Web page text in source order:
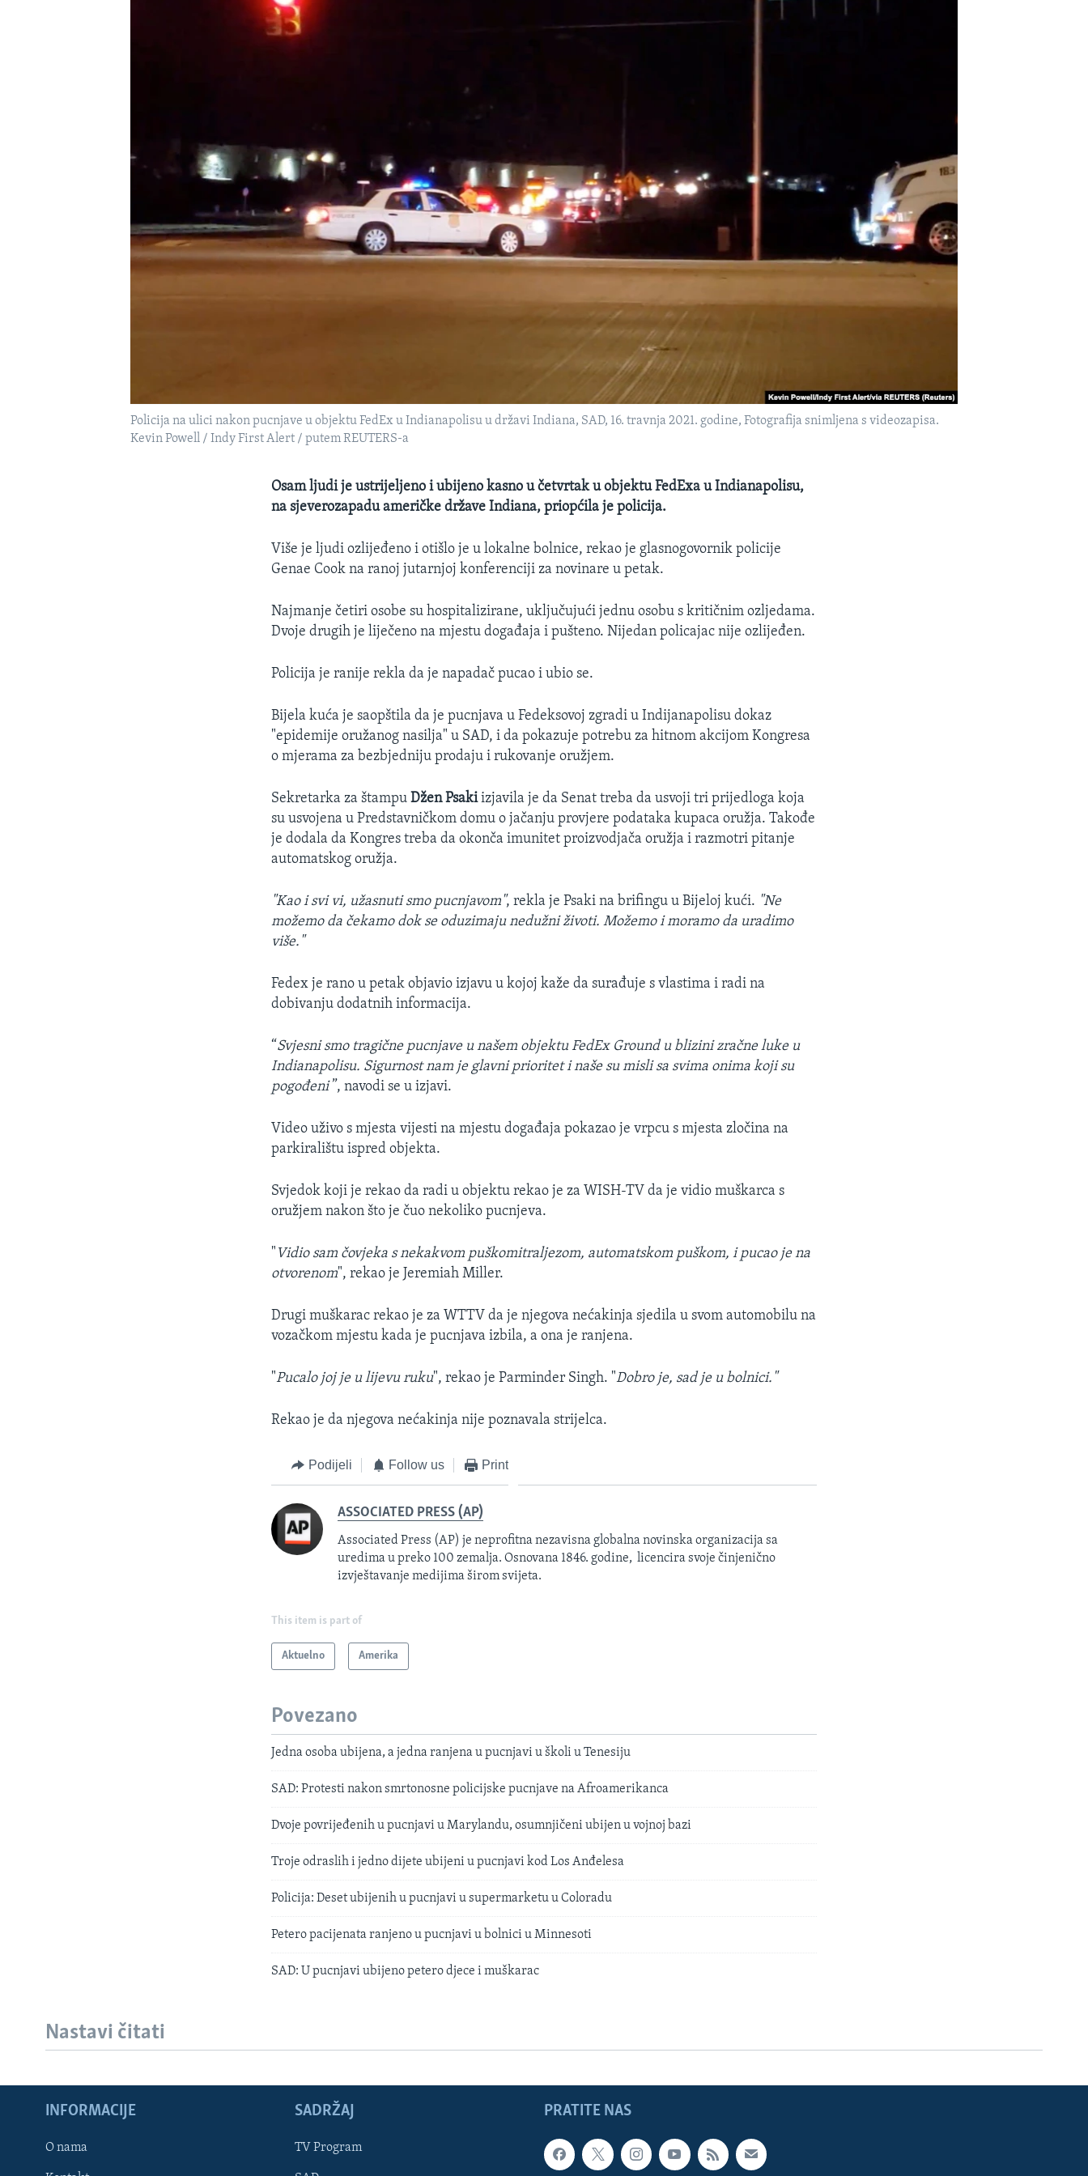
Learning English
Policija na ulici nakon pucnjave u objektu FedEx u Indianapolisu u državi Indiana, SAD, 16. travnja 2021. godine, Fotografija snimljena s videozapisa.
Kevin Powell / Indy First Alert / putem REUTERS-a
Osam ljudi je ustrijeljeno i ubijeno kasno u četvrtak u objektu FedExa u Indianapolisu,
na sjeverozapadu američke države Indiana, priopćila je policija.
Više je ljudi ozlijeđeno i otišlo je u lokalne bolnice, rekao je glasnogovornik policije
Genae Cook na ranoj jutarnjoj konferenciji za novinare u petak.
Najmanje četiri osobe su hospitalizirane, uključujući jednu osobu s kritičnim ozljedama.
Dvoje drugih je liječeno na mjestu događaja i pušteno. Nijedan policajac nije ozlijeđen.
Policija je ranije rekla da je napadač pucao i ubio se.
Bijela kuća je saopštila da je pucnjava u Fedeksovoj zgradi u Indijanapolisu dokaz
"epidemije oružanog nasilja" u SAD, i da pokazuje potrebu za hitnom akcijom Kongresa
o mjerama za bezbjedniju prodaju i rukovanje oružjem.
Sekretarka za štampuDžen Psakiizjavila je da Senat treba da usvoji tri prijedloga koja
su usvojena u Predstavničkom domu o jačanju provjere podataka kupaca oružja. Takođe
je dodala da Kongres treba da okonča imunitet proizvodjača oružja i razmotri pitanje
automatskog oružja.
"Kao i svi vi, užasnuti smo pucnjavom", rekla je Psaki na brifingu u Bijeloj kući. "Ne
možemo da čekamo dok se oduzimaju nedužni životi. Možemo i moramo da uradimo
više."
Fedex je rano u petak objavio izjavu u kojoj kaže da surađuje s vlastima i radi na
dobivanju dodatnih informacija.
“Svjesni smo tragične pucnjave u našem objektu FedEx Ground u blizini zračne luke u
Indianapolisu. Sigurnost nam je glavni prioritet i naše su misli sa svima onima koji su
pogođeni”, navodi se u izjavi.
Video uživo s mjesta vijesti na mjestu događaja pokazao je vrpcu s mjesta zločina na
parkiralištu ispred objekta.
Svjedok koji je rekao da radi u objektu rekao je za WISH-TV da je vidio muškarca s
oružjem nakon što je čuo nekoliko pucnjeva.
" Vidio sam čovjeka s nekakvom puškomitraljezom, automatskom puškom, i pucao je na
otvorenom", rekao je Jeremiah Miller.
Drugi muškarac rekao je za WTTV da je njegova nećakinja sjedila u svom automobilu na
vozačkom mjestu kada je pucnjava izbila, a ona je ranjena.
"Pucalo joj je u lijevu ruku", rekao je Parminder Singh. "Dobro je, sad je u bolnici."
Rekao je da njegova nećakinja nije poznavala strijelca.
Podijeli Follow us Print
ASSOCIATED PRESS (AP)
Associated Press (AP) je neprofitna nezavisna globalna novinska organizacija sa
uredima u preko 100 zemalja. Osnovana 1846. godine, licencira svoje činjenično
izvještavanje medijima širom svijeta.
This item is part of
Aktuelno Amerika
Povezano
Jedna osoba ubijena, a jedna ranjena u pucnjavi u školi u Tenesiju
SAD: Protesti nakon smrtonosne policijske pucnjave na Afroamerikanca
Dvoje povrijeđenih u pucnjavi u Marylandu, osumnjičeni ubijen u vojnoj bazi
Troje odraslih i jedno dijete ubijeni u pucnjavi kod Los Anđelesa
Policija: Deset ubijenih u pucnjavi u supermarketu u Coloradu
Petero pacijenata ranjeno u pucnjavi u bolnici u Minnesoti
SAD: U pucnjavi ubijeno petero djece i muškarac
Nastavi čitati
PRATITE NAS
INFORMACIJE
O nama
SADRŽAJ
TV Program